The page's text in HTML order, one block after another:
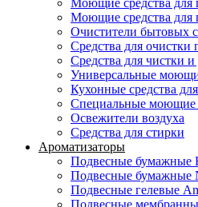
Моющие средства для
Моющие средства для
Очистители бытовых
Средства для очистки
Средства для чистки
Универсальные
Кухонные средства
Специальные моющие
Освежители воздуха
Средства для стирки
Ароматизаторы
Подвесные бумажные
Подвесные бумажные
Подвесные гелевые
Подвесные